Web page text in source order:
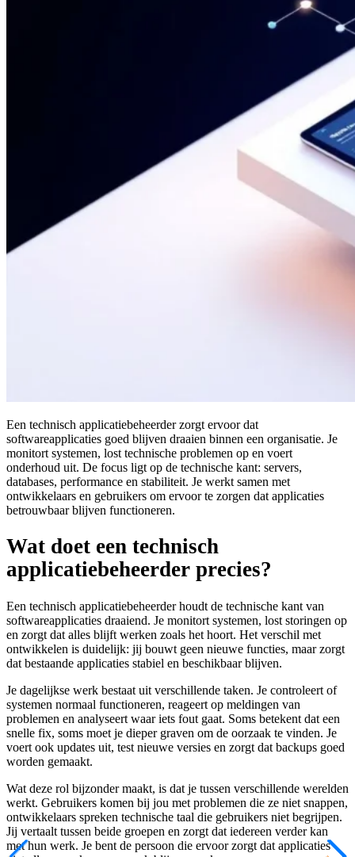
Een technisch applicatiebeheerder zorgt ervoor dat
softwareapplicaties goed blijven draaien binnen een organisatie. Je
monitort systemen, lost technische problemen op en voert
onderhoud uit. De focus ligt op de technische kant: servers,
databases, performance en stabiliteit. Je werkt samen met
ontwikkelaars en gebruikers om ervoor te zorgen dat applicaties
betrouwbaar blijven functioneren.
Wat doet een technisch
applicatiebeheerder precies?
Een technisch applicatiebeheerder houdt de technische kant van
softwareapplicaties draaiend. Je monitort systemen, lost storingen op
en zorgt dat alles blijft werken zoals het hoort. Het verschil met
ontwikkelen is duidelijk: jij bouwt geen nieuwe functies, maar zorgt
dat bestaande applicaties stabiel en beschikbaar blijven.
Je dagelijkse werk bestaat uit verschillende taken. Je controleert of
systemen normaal functioneren, reageert op meldingen van
problemen en analyseert waar iets fout gaat. Soms betekent dat een
snelle fix, soms moet je dieper graven om de oorzaak te vinden. Je
voert ook updates uit, test nieuwe versies en zorgt dat backups goed
worden gemaakt.
Wat deze rol bijzonder maakt, is dat je tussen verschillende werelden
werkt. Gebruikers komen bij jou met problemen die ze niet snappen,
ontwikkelaars spreken technische taal die gebruikers niet begrijpen.
Jij vertaalt tussen beide groepen en zorgt dat iedereen verder kan
met hun werk. Je bent de persoon die ervoor zorgt dat applicaties